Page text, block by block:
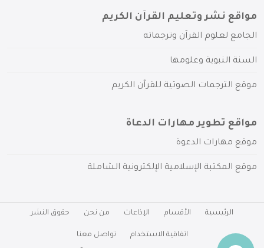
مواقع نشر وتعليم القرآن الكريم
الجامع لعلوم القرآن وترجماته
السنة النبوية وعلومها
موقع الترجمات الصوتية للقرآن الكريم
مواقع تطوير مهارات الدعاة
موقع مهارات الدعوة
موقع المكتبة الإسلامية الإلكترونية الشاملة
الرئيسية الأقسام الإذاعات من نحن حقوق النشر
اتفاقية الاستخدام تواصل معنا